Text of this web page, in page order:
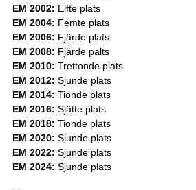
EM 2002: Elfte plats
EM 2004: Femte plats
EM 2006: Fjärde plats
EM 2008: Fjärde palts
EM 2010: Trettonde plats
EM 2012: Sjunde plats
EM 2014: Tionde plats
EM 2016: Sjätte plats
EM 2018: Tionde plats
EM 2020: Sjunde plats
EM 2022: Sjunde plats
EM 2024: Sjunde plats